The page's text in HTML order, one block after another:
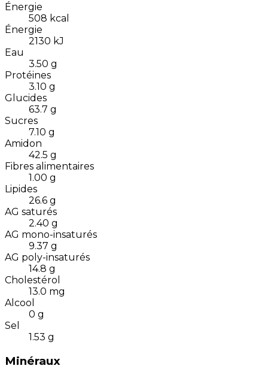
Énergie
508 kcal
Énergie
2130 kJ
Eau
3.50 g
Protéines
3.10 g
Glucides
63.7 g
Sucres
7.10 g
Amidon
42.5 g
Fibres alimentaires
1.00 g
Lipides
26.6 g
AG saturés
2.40 g
AG mono-insaturés
9.37 g
AG poly-insaturés
14.8 g
Cholestérol
13.0 mg
Alcool
0 g
Sel
1.53 g
Minéraux